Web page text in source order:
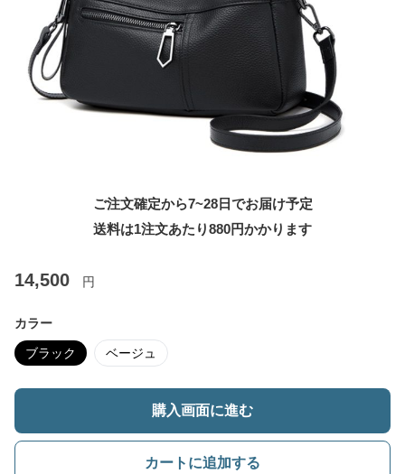
ご注文確定から7~28日でお届け予定
送料は1注文あたり880円かかります
14,500 円
カラー
ブラック ベージュ
購入画面に進む
カートに追加する